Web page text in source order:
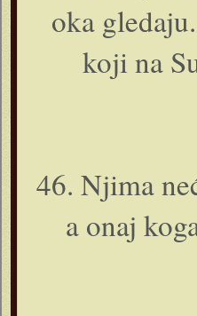
oka
koji na
46. Njima
a o­naj